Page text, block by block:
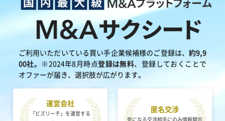
ご利用いただいている買い手企業候補様のご登録は、約9,9
00社。
※2024年8月時点登録は無料、登録しておくことで
オファーが届き、選択肢が広がります。
運営会社
「ビズリーチ」を運営する
匿名交渉
気になる交渉相手にのみ情報開示